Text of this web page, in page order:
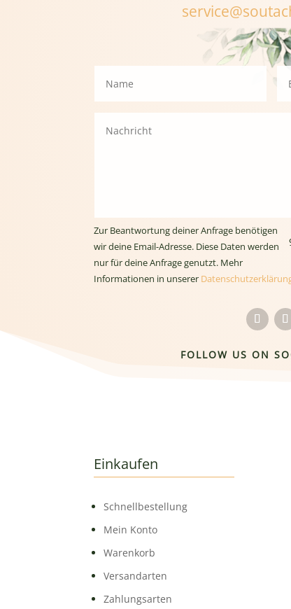
Zur Beantwortung deiner Anfrage benötigen
wir deine Email-Adresse. Diese Daten werden
nur für deine Anfrage genutzt. Mehr
Informationen in unserer
FOLLOW US ON
Einkaufen
Schnell­bestellung
Mein Konto
Warenkorb
Versandarten
Zahlungsarten